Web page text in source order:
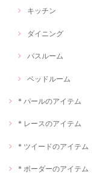
キッチン
ダイニング
バスルーム
ベッドルーム
* パールのアイテム
* レースのアイテム
* ツイードのアイテム
* ボーダーのアイテム